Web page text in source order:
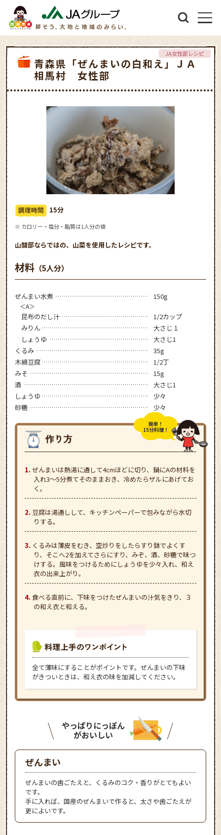
青森県「ぜんまいの白和え」ＪＡ
相馬村 女性部
JA女性部レシピ
15分
※ カロリー・塩分・脂質は1人分の値
山間部ならではの、山菜を使用したレシピです。
材料 （5人分）
ぜんまい水煮 150g
＜A＞
昆布のだし汁
1/2カップ
みりん
大さじ１
しょうゆ
大さじ1
くるみ
35g
木綿豆腐
1/2丁
みそ
15g
酒
大さじ1
しょうゆ
少々
砂糖
少々
簡単！
15分料理！
ぜんまいは熱湯に通して4cmほどに切り、鍋にAの材料を
入れ3～5分煮てそのままおき、冷めたらザルにあげてお
く。
豆腐は湯通しして、キッチンペーパーで包みながら水切
りする。
くるみは薄皮をむき、空炒りをしたらすり鉢でよくす
り、そこへ2を加えてさらにすり、みぞ、酒、砂糖で味つ
けする。風味をつけるためにしょうゆを少々入れ、和え
衣の出来上がり。
食べる直前に、下味をつけたぜんまいの汁気をきり、３
の和え衣と和える。
全て薄味にすることがポイントです。ぜんまいの下味
がきついときは、和え衣の味を加減してください。
やっぱりにっぽん
がおいしい
ぜんまい
ぜんまいの歯ごたえと、くるみのコク・香りがとてもよい
です。
手に入れば、国産のぜんまいで作ると、太さや歯ごたえが
更によいです。